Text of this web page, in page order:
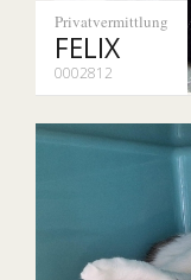
Privatvermittlung
FELIX
0002812